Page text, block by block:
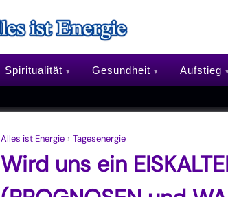
Spiritualität Gesundheit Aufstieg
Alles ist Energie › Tagesenergie
Wird uns ein